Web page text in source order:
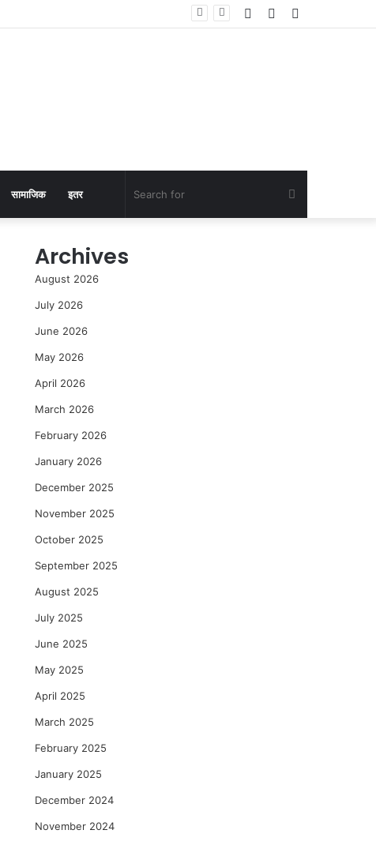
Random
Log
सामाजिक इतर Search
Archives
August 2026
July 2026
June 2026
May 2026
April 2026
March 2026
February 2026
January 2026
December 2025
November 2025
October 2025
September 2025
August 2025
July 2025
June 2025
May 2025
April 2025
March 2025
February 2025
January 2025
December 2024
November 2024